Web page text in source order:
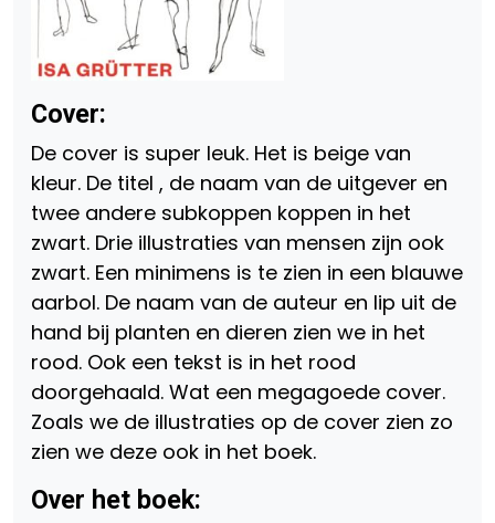
Cover:
De cover is super leuk. Het is beige van
kleur. De titel , de naam van de uitgever en
twee andere subkoppen koppen in het
zwart. Drie illustraties van mensen zijn ook
zwart. Een minimens is te zien in een blauwe
aarbol. De naam van de auteur en lip uit de
hand bij planten en dieren zien we in het
rood. Ook een tekst is in het rood
doorgehaald. Wat een megagoede cover.
Zoals we de illustraties op de cover zien zo
zien we deze ook in het boek.
Over het boek: